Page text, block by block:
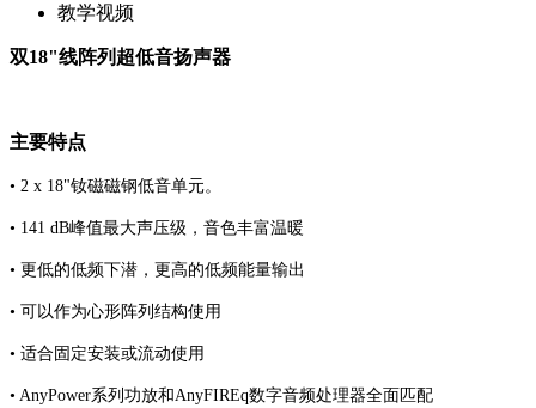
教学视频
双18"线阵列超低音扬声器
主要特点
• 2 x 18"钕磁磁钢低音单元。
• 141 dB峰值最大声压级，音色丰富温暖
• 更低的低频下潜，更高的低频能量输出
• 可以作为心形阵列结构使用
• 适合固定安装或流动使用
• AnyPower系列功放和AnyFIREq数字音频处理器全面匹配